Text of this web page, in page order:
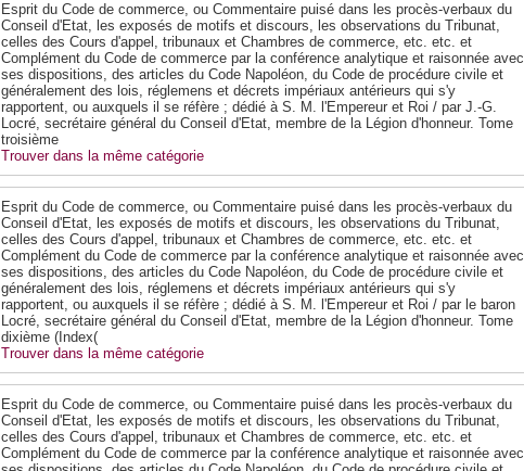
Esprit du Code de commerce, ou Commentaire puisé dans les procès-verbaux du
Conseil d'Etat, les exposés de motifs et discours, les observations du Tribunat,
celles des Cours d'appel, tribunaux et Chambres de commerce, etc. etc. et
Complément du Code de commerce par la conférence analytique et raisonnée avec
ses dispositions, des articles du Code Napoléon, du Code de procédure civile et
généralement des lois, réglemens et décrets impériaux antérieurs qui s'y
rapportent, ou auxquels il se réfère ; dédié à S. M. l'Empereur et Roi / par J.-G.
Locré, secrétaire général du Conseil d'Etat, membre de la Légion d'honneur. Tome
troisième
Trouver dans la même catégorie
Esprit du Code de commerce, ou Commentaire puisé dans les procès-verbaux du
Conseil d'Etat, les exposés de motifs et discours, les observations du Tribunat,
celles des Cours d'appel, tribunaux et Chambres de commerce, etc. etc. et
Complément du Code de commerce par la conférence analytique et raisonnée avec
ses dispositions, des articles du Code Napoléon, du Code de procédure civile et
généralement des lois, réglemens et décrets impériaux antérieurs qui s'y
rapportent, ou auxquels il se réfère ; dédié à S. M. l'Empereur et Roi / par le baron
Locré, secrétaire général du Conseil d'Etat, membre de la Légion d'honneur. Tome
dixième (Index(
Trouver dans la même catégorie
Esprit du Code de commerce, ou Commentaire puisé dans les procès-verbaux du
Conseil d'Etat, les exposés de motifs et discours, les observations du Tribunat,
celles des Cours d'appel, tribunaux et Chambres de commerce, etc. etc. et
Complément du Code de commerce par la conférence analytique et raisonnée avec